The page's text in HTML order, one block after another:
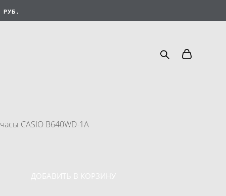
РУБ.
CASIO B640WD-1A
ДОБАВИТЬ В КОРЗИНУ